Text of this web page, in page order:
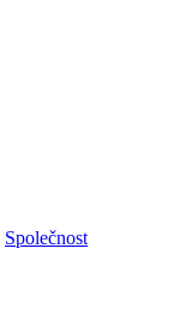
Společnost